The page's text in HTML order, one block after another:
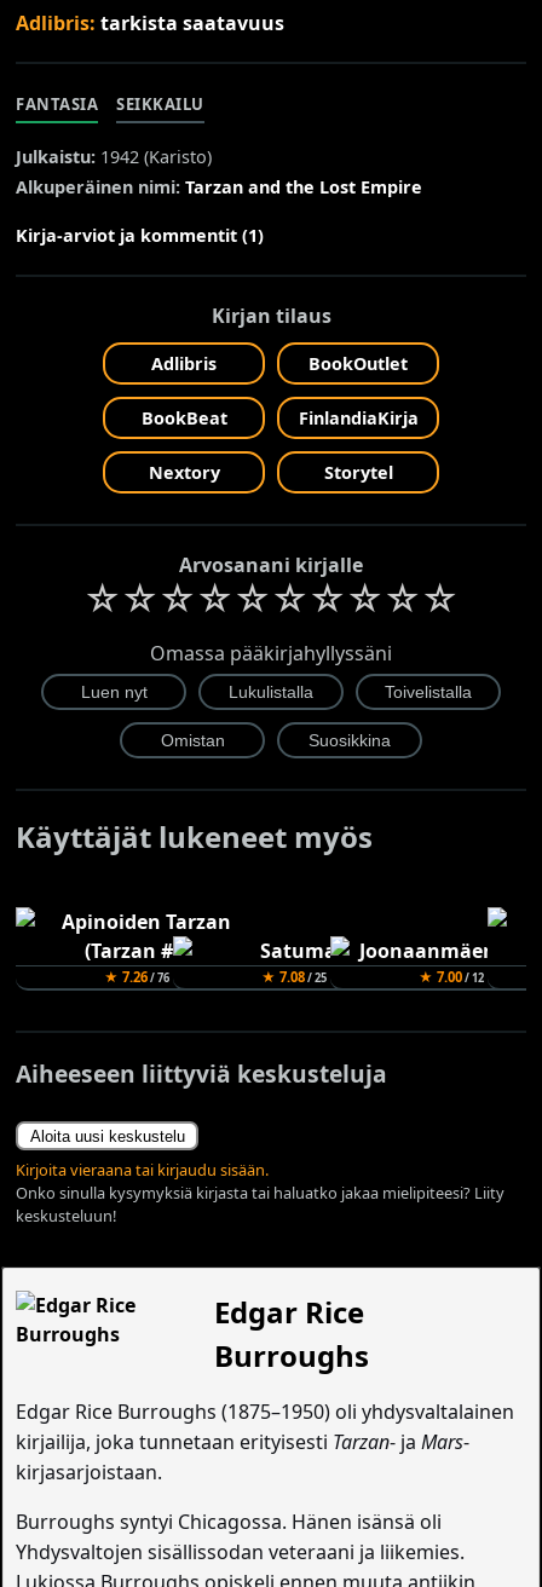
Adlibris:tarkista saatavuus
FANTASIA SEIKKAILU
Julkaistu: 1942 (Karisto)
Alkuperäinen nimi: Tarzan and the Lost Empire
Kirja-arviot ja kommentit (1)
Kirjan tilaus
Adlibris BookOutlet
BookBeat FinlandiaKirja
Nextory Storytel
Arvosanani kirjalle
☆☆☆☆☆☆☆☆☆☆
Omassa pääkirjahyllyssäni
Käyttäjät lukeneet myös
★ 7.26/ 76 ★ 7.08/ 25 ★ 7.00/ 12
Aiheeseen liittyviä keskusteluja
Aloita uusi keskustelu
Kirjoita vieraana tai kirjaudu sisään.
Onko sinulla kysymyksiä kirjasta tai haluatko jakaa mielipiteesi? Liity
keskusteluun!
Edgar Rice
Burroughs
Edgar Rice Burroughs (1875–1950) oli yhdysvaltalainen
kirjailija, joka tunnetaan erityisesti Tarzan- jaMars-
kirjasarjoistaan.
Burroughs syntyi Chicagossa. Hänen isänsä oli
Yhdysvaltojen sisällissodan veteraani ja liikemies.